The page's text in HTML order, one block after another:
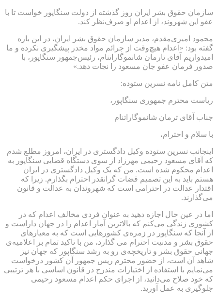
سازمان حقوق بشر ایران روز گذشته از دولت سنگاپور خواست تا با
عفو این شهروند، از اعدام او صرف‌نظر کند.
محمود امیری‌مقدم، مدیر سازمان حقوق بشر ایران، در این باره
گفته بود: «اعدام هیچ‌وقت از جرائم مواد مخدر پیشگیری نکرده و ما
امیدواریم آقای تارمان شانموگاراتنام، رئیس‌جمهور سنگاپور، با
صدور فرمان عفو جان مسعود را نجات دهد.»
متن کامل نامه نسرین ستوده:
ریاست محترم جمهوری سنگاپور،
جناب آقای ترمان شانموگاراتنام
با سلام و احترام،
اینجانب نسرین ستوده وکیل دادگستری در ایران، امروز مطلع شدم
که آقای مسعود رحیمی مهرزاد از سوی دستگاه قضایی سنگاپور به
اعدام محکوم شده است. من که یک وکیل دادگستری در ایران
هستم باید به این تصمیم قضات گرانقدر احترام بگذارم. زیرا که
اقتدار عدالت در احترامی است که شهروندان به عدالت و قانون
می‌گذارند.
اما در عین حال اجازه دهید به عنوان فردی مخالف اعدام که در
کشوری زندگی می‌کنم که بالاترین آمار اعدام را در جهان داراست و
از آنجا که سنگاپور در زمره‌ی کشورهایی است که به معیارهای
حقوق بشر و مدنیت احترام می گذارد، من با تاکید تمام بر اعلامیه‌ی
جهانی حقوق بشر و تاریخچه‌ی رو به رشد سنگاپور که جهان نیز
شاهد آن است، از حضور محترم ریس جمهور آن کشور درخواست
می‌نمایم با استفاده از اختیارات مندرج در قانون اساسی با هر ترتیبی
که خود صلاح می‌دانید، از اجرای حکم اعدام مسعود رحیمی
جلوگیری به عمل آورید.